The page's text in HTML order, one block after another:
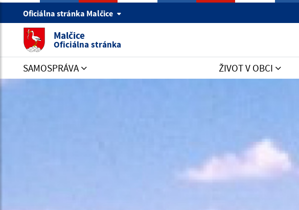
Oficiálna stránka Malčice
Malčice
Oficiálna stránka
SAMOSPRÁVA ŽIVOT V OBCI